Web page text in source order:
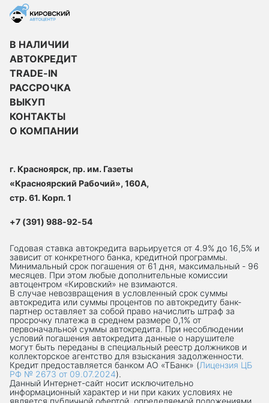
В НАЛИЧИИ
АВТОКРЕДИТ
TRADE-IN
РАССРОЧКА
ВЫКУП
КОНТАКТЫ
О КОМПАНИИ
г. Красноярск, пр. им. Газеты
«Красноярский Рабочий», 160А,
стр. 61. Корп. 1
+7 (391) 988-92-54
Годовая ставка автокредита варьируется от 4.9% до 16,5% и
зависит от конкретного банка, кредитной программы.
Минимальный срок погашения от 61 дня, максимальный - 96
месяцев. При этом любые дополнительные комиссии
автоцентром «Кировский» не взимаются.
В случае невозвращения в условленный срок суммы
автокредита или суммы процентов по автокредиту банк-
партнер оставляет за собой право начислить штраф за
просрочку платежа в среднем размере 0,1% от
первоначальной суммы автокредита. При несоблюдении
условий погашения автокредита данные о нарушителе
могут быть переданы в специальный реестр должников и
коллекторское агентство для взыскания задолженности.
Кредит предоставляется банком АО «ТБанк» (Лицензия ЦБ
РФ № 2673 от 09.07.2024).
Данный Интернет-сaйт носит исключительно
информационный характер и ни при каких условиях не
является публичной офертой, определяемой положениями